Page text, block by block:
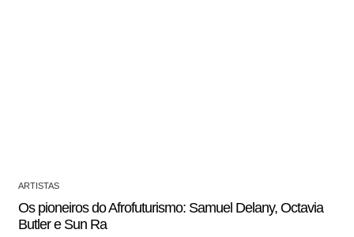
ARTISTAS
Os pioneiros do Afrofuturismo: Samuel Delany, Octavia
Butler e Sun Ra